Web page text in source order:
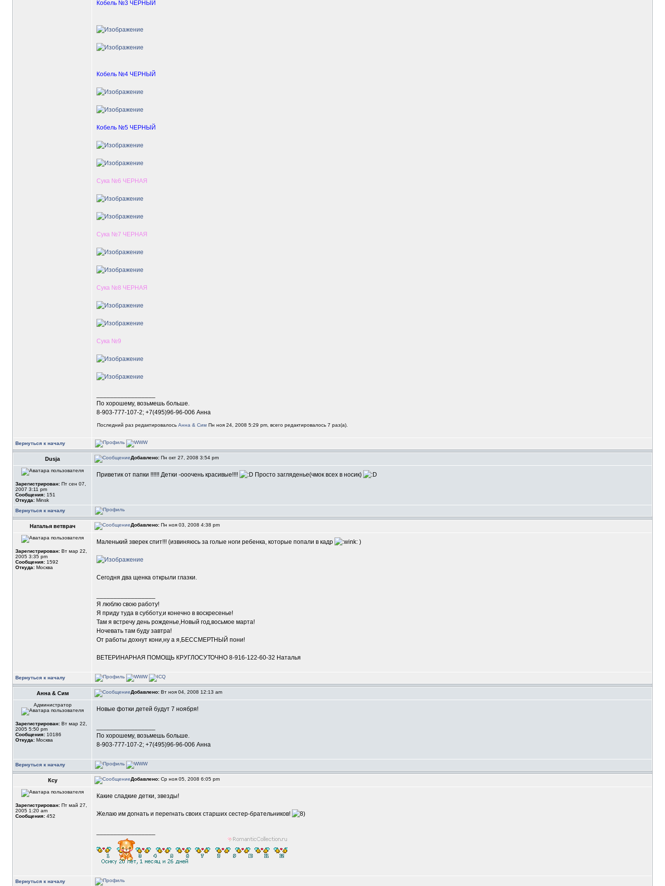
Кобель №3 ЧЕРНЫЙ
Кобель №4 ЧЕРНЫЙ
Кобель №5 ЧЕРНЫЙ
Сука №6 ЧЕРНАЯ
Сука №7 ЧЕРНАЯ
Сука №8 ЧЕРНАЯ
Сука №9
По хорошему, возьмешь больше.
8-903-777-107-2; +7(495)96-96-006 Анна
Последний раз редактировалось Анна & Сим Пн ноя 24, 2008 5:29 pm, всего редактировалось 7 раз(а).
Вернуться к началу
Dusja Добавлено: Пн окт 27, 2008 3:54 pm
Зарегистрирован: Пт сен 07,
2007 3:11 pm
Сообщения: 151
Откуда: Minsk
Приветик от папки !!!!!! Детки -ооочень красивые!!!! Просто загляденье(чмок всех в носик)
Вернуться к началу
Наталья ветврач Добавлено: Пн ноя 03, 2008 4:38 pm
Зарегистрирован: Вт мар 22,
2005 3:35 pm
Сообщения: 1592
Откуда: Москва
Маленький зверек спит!!! (извиняюсь за голые ноги ребенка, которые попали в кадр )
Сегодня два щенка открыли глазки.
Я люблю свою работу!
Я приду туда в субботу,и конечно в воскресенье!
Там я встречу день рожденье,Новый год,восьмое марта!
Ночевать там буду завтра!
От работы дохнут кони,ну а я,БЕССМЕРТНЫЙ пони!
ВЕТЕРИНАРНАЯ ПОМОЩЬ КРУГЛОСУТОЧНО 8-916-122-60-32 Наталья
Вернуться к началу
Анна & Сим Добавлено: Вт ноя 04, 2008 12:13 am
Администратор
Зарегистрирован: Вт мар 22,
2005 5:50 pm
Сообщения: 10186
Откуда: Москва
Новые фотки детей будут 7 ноября!
По хорошему, возьмешь больше.
8-903-777-107-2; +7(495)96-96-006 Анна
Вернуться к началу
Ксу Добавлено: Ср ноя 05, 2008 6:05 pm
Зарегистрирован: Пт май 27,
2005 1:20 am
Сообщения: 452
Какие сладкие детки, звезды!
Желаю им догнать и перегнать своих старших сестер-брательников!
Вернуться к началу